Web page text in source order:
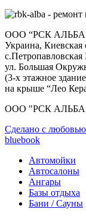
ООО “РСК
Украина, Киевская
с.Петропавловская
ул. Большая
(3-х этажное
на крыше “Лео
ООО "РСК АЛЬБА"
Сделано с
bluebook
Автомойки
Автосалоны
Ангары
Базы отдыха
Бани / Сауны